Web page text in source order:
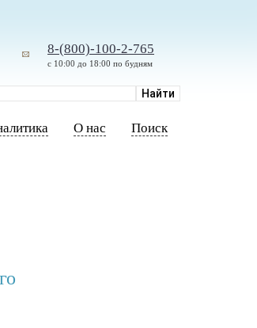
8-(800)-100-2-765
с 10:00 до 18:00 по будням
О нас Поиск